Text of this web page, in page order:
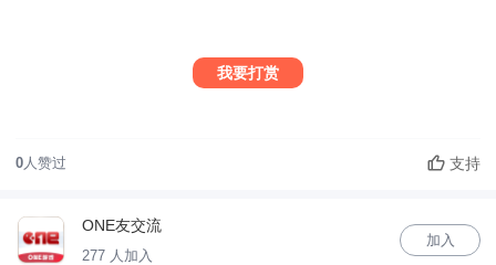
我要打赏
0人赞过 支持
ONE友交流
277 人加入
加入